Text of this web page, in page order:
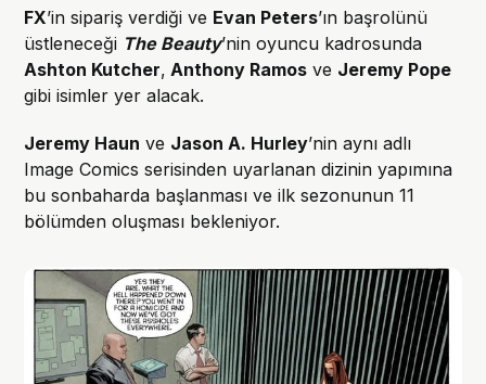
FX’in sipariş verdiği ve Evan Peters’ın başrolünü
üstleneceği The Beauty’nin oyuncu kadrosunda
Ashton Kutcher, Anthony Ramos ve Jeremy Pope
gibi isimler yer alacak.
Jeremy Haun ve Jason A. Hurley’nin aynı adlı
Image Comics serisinden uyarlanan dizinin yapımına
bu sonbaharda başlanması ve ilk sezonunun 11
bölümden oluşması bekleniyor.